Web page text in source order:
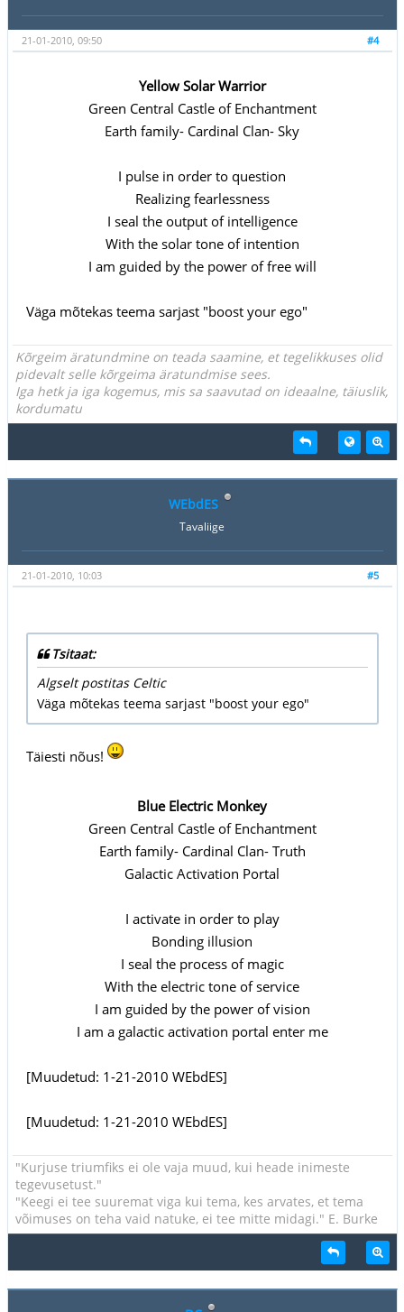
#4
21-01-2010, 09:50
Yellow Solar Warrior
Green Central Castle of Enchantment
Earth family- Cardinal Clan- Sky
I pulse in order to question
Realizing fearlessness
I seal the output of intelligence
With the solar tone of intention
I am guided by the power of free will
Väga mõtekas teema sarjast "boost your ego"
Kõrgeim äratundmine on teada saamine, et tegelikkuses olid
pidevalt selle kõrgeima äratundmise sees.
Iga hetk ja iga kogemus, mis sa saavutad on ideaalne, täiuslik,
kordumatu
WEbdES
Tavaliige
#5
21-01-2010, 10:03
Tsitaat:
Algselt postitas Celtic
Väga mõtekas teema sarjast "boost your ego"
Täiesti nõus!
Blue Electric Monkey
Green Central Castle of Enchantment
Earth family- Cardinal Clan- Truth
Galactic Activation Portal
I activate in order to play
Bonding illusion
I seal the process of magic
With the electric tone of service
I am guided by the power of vision
I am a galactic activation portal enter me
[Muudetud: 1-21-2010 WEbdES]
[Muudetud: 1-21-2010 WEbdES]
"Kurjuse triumfiks ei ole vaja muud, kui heade inimeste
tegevusetust."
"Keegi ei tee suuremat viga kui tema, kes arvates, et tema
võimuses on teha vaid natuke, ei tee mitte midagi." E. Burke